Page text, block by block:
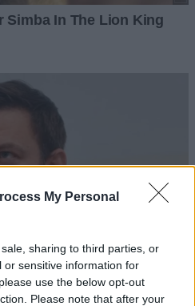
My Personal
sharing to third parties, or
or sensitive information for
use the below opt-out
Please note that after your